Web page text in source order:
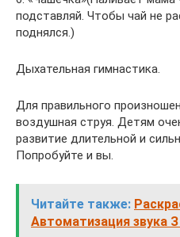
подставляй. Чтобы чай не
поднялся.)
Дыхательная гимнастика.
Для правильного
воздушная струя. Детям
развитие длительной и
Попробуйте и вы.
Читайте также:
Автоматизация звука З